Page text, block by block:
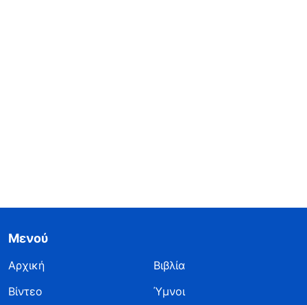
Μενού
Αρχική
Βιβλία
Βίντεο
Ύμνοι